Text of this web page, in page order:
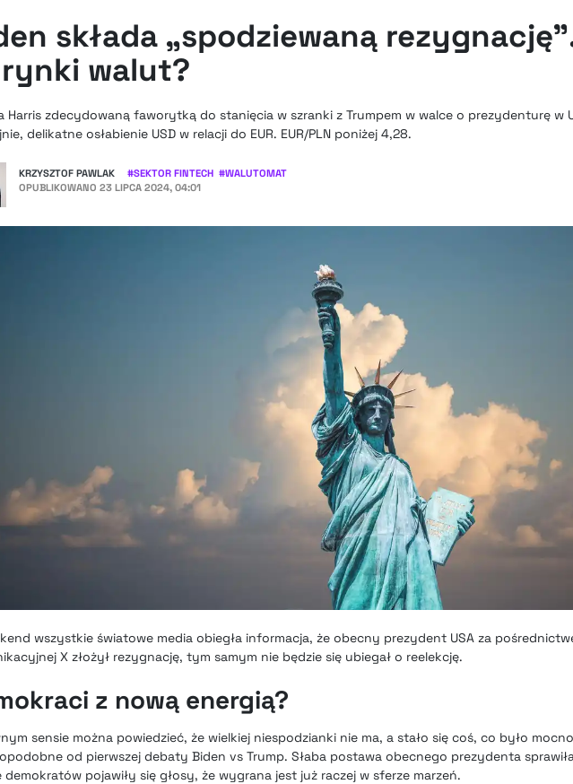
składa „spodziewaną
walut?
Harris zdecydowaną faworytką do stanięcia w szranki z Trumpem w walce o prezydenturę w
delikatne osłabienie USD w relacji do EUR. EUR/PLN poniżej 4,28.
KRZYSZTOF PAWLAK #SEKTOR FINTECH #WALUTOMAT
OPUBLIKOWANO 23 LIPCA 2024, 04:01
wszystkie światowe media obiegła informacja, że obecny prezydent USA za
X złożył rezygnację, tym samym nie będzie się ubiegał o reelekcję.
z nową energią?
sensie można powiedzieć, że wielkiej niespodzianki nie ma, a stało się coś, co było mocno
od pierwszej debaty Biden vs Trump. Słaba postawa obecnego prezydenta
demokratów pojawiły się głosy, że wygrana jest już raczej w sferze marzeń.